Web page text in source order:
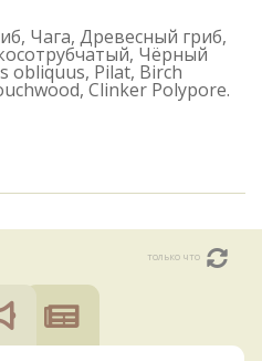
Чага, Древесный гриб,
Чёрный
obliquus, Pilat, Birch
Clinker Polypore.
только что